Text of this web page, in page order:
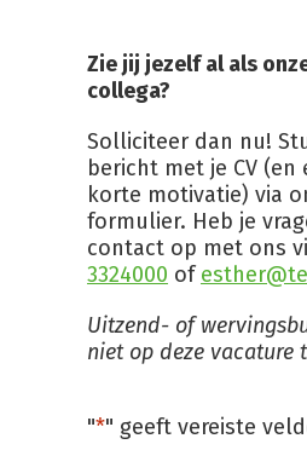
Zie jij jezelf al als
collega?
Solliciteer dan nu!
bericht met je CV (en
korte motivatie) via
formulier. Heb je
contact op met ons
3324000 of
Uitzend- of
niet op deze vacature
"*" geeft vereiste